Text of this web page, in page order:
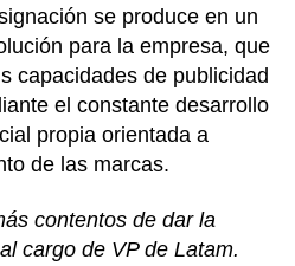
se produce en un
para la empresa, que
capacidades de publicidad
el constante desarrollo
propia orientada a
de las marcas.
contentos de dar la
cargo de VP de Latam.